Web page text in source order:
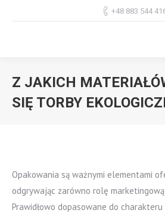
+48 883 544
Z JAKICH
SIĘ TORBY
Opakowania są ważnymi elementami
odgrywając zarówno rolę
Prawidłowo dopasowane do